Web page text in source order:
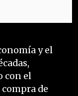
y el
con el
de